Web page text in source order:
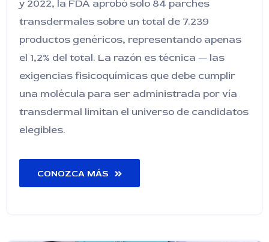
y 2022, la FDA aprobó solo 84 parches
transdermales sobre un total de 7.239
productos genéricos, representando apenas
el 1,2% del total. La razón es técnica — las
exigencias fisicoquímicas que debe cumplir
una molécula para ser administrada por vía
transdermal limitan el universo de candidatos
elegibles.
CONOZCA MÁS